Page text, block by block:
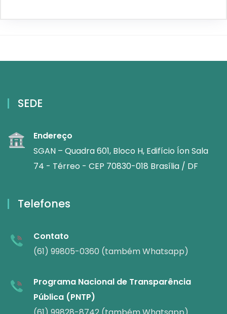
SEDE
Endereço
SGAN – Quadra 601, Bloco H, Edifício Íon Sala
74 - Térreo - CEP 70830-018 Brasília / DF
Telefones
Contato
(61) 99805-0360 (também Whatsapp)
Programa Nacional de Transparência
Pública (PNTP)